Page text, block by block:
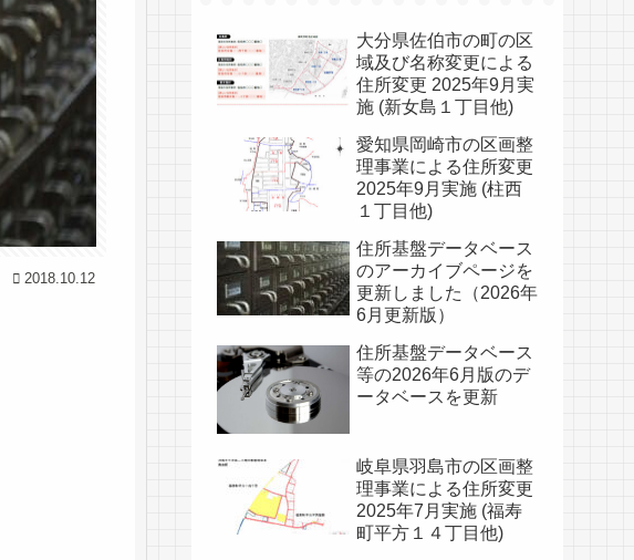
2018.10.12
大分県佐伯市の町の区
域及び名称変更による
住所変更 2025年9月実
施 (新女島１丁目他)
愛知県岡崎市の区画整
理事業による住所変更
2025年9月実施 (柱西
１丁目他)
住所基盤データベース
のアーカイブページを
更新しました（2026年
6月更新版）
住所基盤データベース
等の2026年6月版のデ
ータベースを更新
岐阜県羽島市の区画整
理事業による住所変更
2025年7月実施 (福寿
町平方１４丁目他)